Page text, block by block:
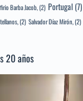
Barba Jacob,(2) Portugal (7)
(2) Salvador Díaz Mirón,(2)
20 años